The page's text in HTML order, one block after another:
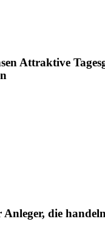
Attraktive
Anleger, die